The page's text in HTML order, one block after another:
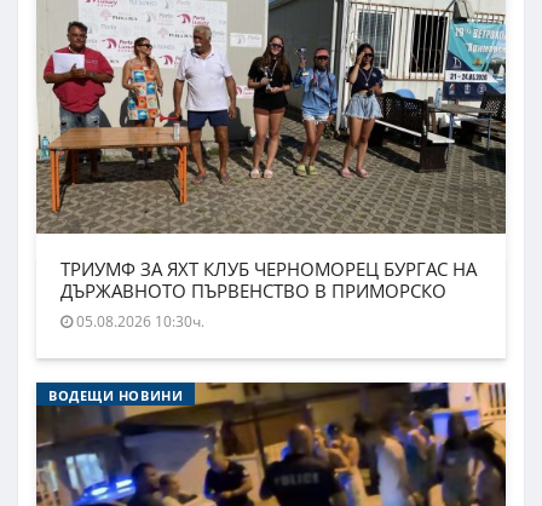
ТРИУМФ ЗА ЯХТ КЛУБ ЧЕРНОМОРЕЦ БУРГАС НА
ДЪРЖАВНОТО ПЪРВЕНСТВО В ПРИМОРСКО
05.08.2026 10:30ч.
ВОДЕЩИ НОВИНИ